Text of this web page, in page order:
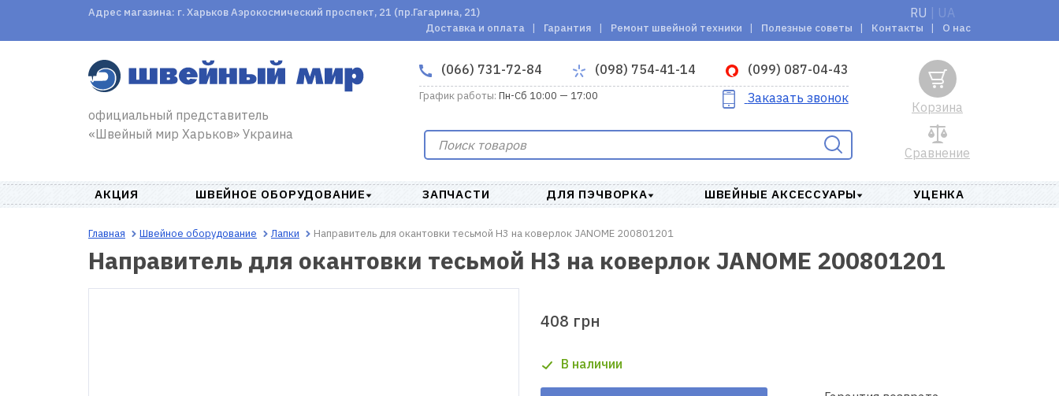
Адрес магазина: г. Харьков Аэрокосмический проспект, 21 (пр.Гагарина, 21) RU UA
Доставка и оплата Гарантия Ремонт швейной техники Полезные советы Контакты О нас
официальный представитель
«Швейный мир Харьков» Украина
(066) 731-72-84 (098) 754-41-14 (099) 087-04-43
График работы: Пн-Сб 10:00 — 17:00 Заказать звонок
Сравнение
Корзина
АКЦИЯ ШВЕЙНОЕ ОБОРУДОВАНИЕ ЗАПЧАСТИ ДЛЯ ПЭЧВОРКА ШВЕЙНЫЕ АКСЕССУАРЫ УЦЕНКА
Главная Швейное оборудование Лапки Направитель для окантовки тесьмой Н3 на коверлок JANOME 200801201
Направитель для окантовки тесьмой Н3 на коверлок JANOME 200801201
408 грн
В наличии